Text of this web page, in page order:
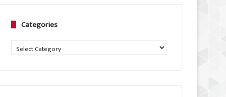
Categories
Categories